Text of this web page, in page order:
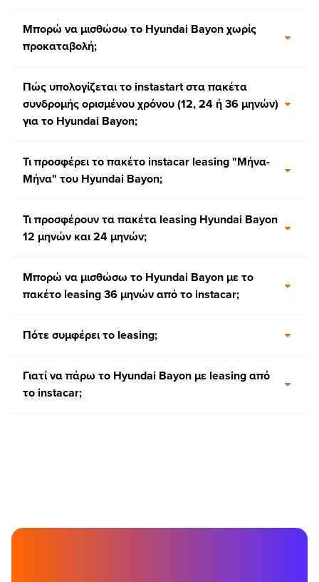
Μπορώ να μισθώσω το Hyundai Bayon χωρίς
προκαταβολή;
Πώς υπολογίζεται το instastart στα πακέτα
συνδρομής ορισμένου χρόνου (12, 24 ή 36 μηνών)
για το Hyundai Bayon;
Τι προσφέρει το πακέτο instacar leasing "Μήνα-
Μήνα" του Hyundai Bayon;
Τι προσφέρουν τα πακέτα leasing Hyundai Bayon
12 μηνών και 24 μηνών;
Μπορώ να μισθώσω το Hyundai Bayon με το
πακέτο leasing 36 μηνών από το instacar;
Πότε συμφέρει το leasing;
Γιατί να πάρω το Hyundai Bayon με leasing από
το instacar;